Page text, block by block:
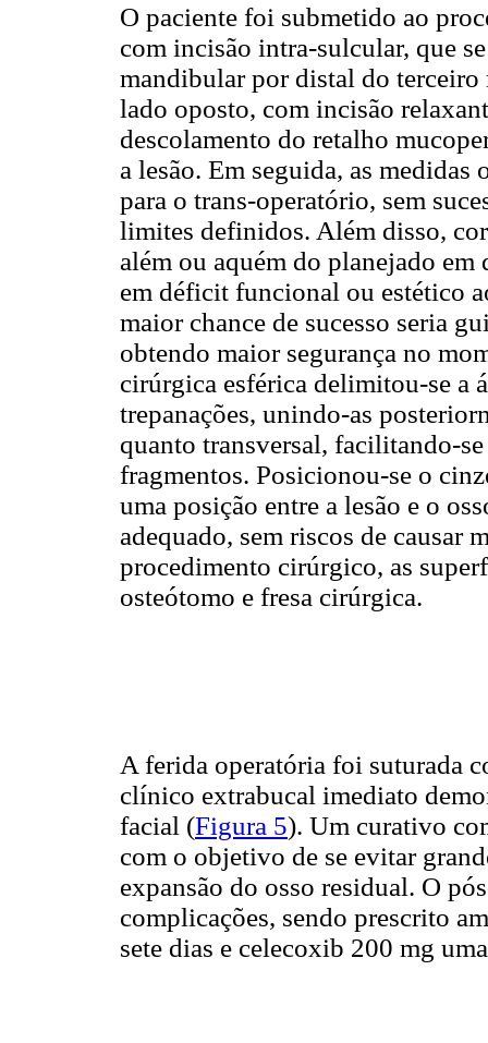
O paciente foi submetido ao
com incisão intra-sulcular, que
mandibular por distal do
lado oposto, com incisão
descolamento do retalho
a lesão. Em seguida, as
para o trans-operatório, sem
limites definidos. Além disso,
além ou aquém do planejado
em déficit funcional ou estético
maior chance de sucesso seria
obtendo maior segurança no
cirúrgica esférica delimitou-se a
trepanações, unindo-as
quanto transversal, facilitando-
fragmentos. Posicionou-se o
uma posição entre a lesão e o
adequado, sem riscos de causar
procedimento cirúrgico, as
osteótomo e fresa cirúrgica.
A ferida operatória foi suturada
clínico extrabucal imediato
facial (Figura 5). Um curativo
com o objetivo de se evitar
expansão do osso residual. O
complicações, sendo prescrito
sete dias e celecoxib 200 mg